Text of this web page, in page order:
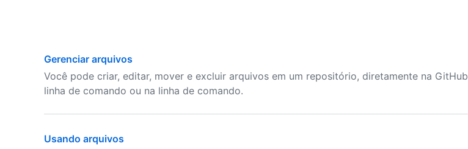
Gerenciar arquivos
Você pode criar, editar, mover e excluir arquivos em um repositório, diretamente na GitHub
linha de comando ou na linha de comando.
Usando arquivos